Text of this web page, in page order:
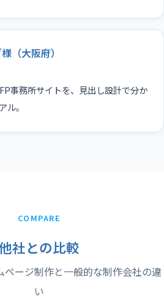
（大阪府）
事務所サイトを、見出し設計で分か
ル。
COMPARE
社との比較
ページ制作と一般的な制作会社の違
い